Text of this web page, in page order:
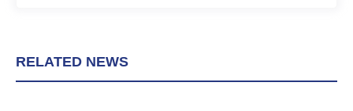
RELATED NEWS